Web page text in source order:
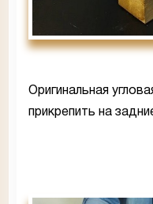
Оригинальная
прикрепить на